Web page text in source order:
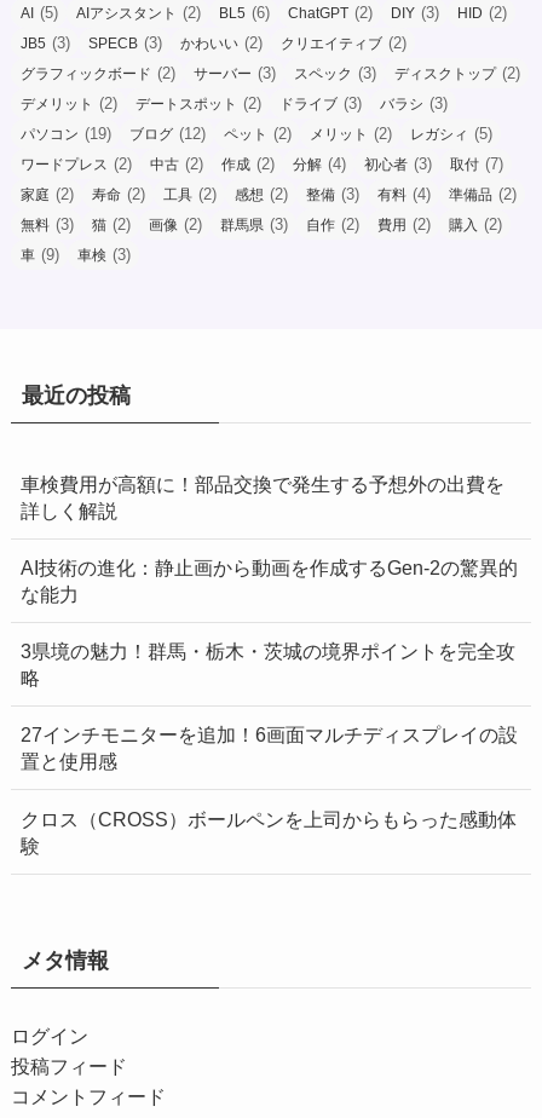
AI (5) AIアシスタント (2) BL5 (6) ChatGPT (2) DIY (3) HID (2)
JB5 (3) SPECB (3) かわいい (2) クリエイティブ (2)
グラフィックボード (2) サーバー (3) スペック (3) ディスクトップ(2)
デメリット (2) デートスポット (2) ドライブ (3) バラシ (3)
パソコン (19) ブログ (12) ペット (2) メリット (2) レガシィ (5)
ワードプレス (2) 中古 (2) 作成 (2) 分解 (4) 初心者 (3) 取付 (7)
家庭 (2) 寿命 (2) 工具 (2) 感想 (2) 整備 (3) 有料 (4) 準備品 (2)
無料 (3) 猫 (2) 画像 (2) 群馬県 (3) 自作 (2) 費用 (2) 購入 (2)
車 (9) 車検 (3)
最近の投稿
車検費用が高額に！部品交換で発生する予想外の出費を
詳しく解説
AI技術の進化：静止画から動画を作成するGen-2の驚異的
な能力
3県境の魅力！群馬・栃木・茨城の境界ポイントを完全攻
略
27インチモニターを追加！6画面マルチディスプレイの設
置と使用感
クロス（CROSS）ボールペンを上司からもらった感動体
験
メタ情報
ログイン
投稿フィード
コメントフィード